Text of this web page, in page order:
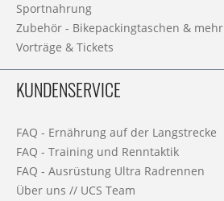
Sportnahrung
Zubehör - Bikepackingtaschen & mehr
Vorträge & Tickets
KUNDENSERVICE
FAQ - Ernährung auf der Langstrecke
FAQ - Training und Renntaktik
FAQ - Ausrüstung Ultra Radrennen
Über uns // UCS Team